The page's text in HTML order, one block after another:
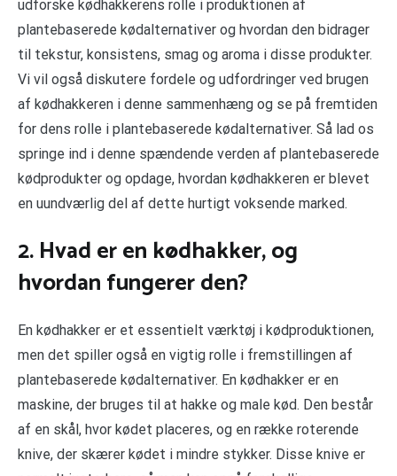
udforske kødhakkerens rolle i produktionen af
plantebaserede kødalternativer og hvordan den bidrager
til tekstur, konsistens, smag og aroma i disse produkter.
Vi vil også diskutere fordele og udfordringer ved brugen
af kødhakkeren i denne sammenhæng og se på fremtiden
for dens rolle i plantebaserede kødalternativer. Så lad os
springe ind i denne spændende verden af plantebaserede
kødprodukter og opdage, hvordan kødhakkeren er blevet
en uundværlig del af dette hurtigt voksende marked.
2. Hvad er en kødhakker, og
hvordan fungerer den?
En kødhakker er et essentielt værktøj i kødproduktionen,
men det spiller også en vigtig rolle i fremstillingen af
plantebaserede kødalternativer. En kødhakker er en
maskine, der bruges til at hakke og male kød. Den består
af en skål, hvor kødet placeres, og en række roterende
knive, der skærer kødet i mindre stykker. Disse knive er